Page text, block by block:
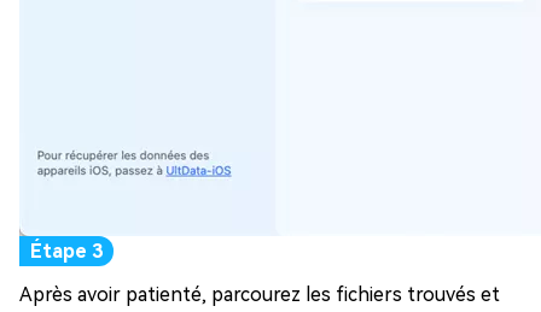
Après avoir patienté, parcourez les fichiers trouvés et